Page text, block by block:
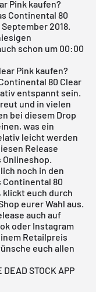
Pink kaufen?
Continental 80
2018.
schon um 00:00
Pink kaufen?
80 Clear
entspannt sein.
und in vielen
bei diesem Drop
was ein
leicht werden
Release
Onlineshop.
noch in den
Continental 80
klickt euch durch
eurer Wahl aus.
auch auf
oder Instagram
Retailpreis
euch allen
STOCK APP